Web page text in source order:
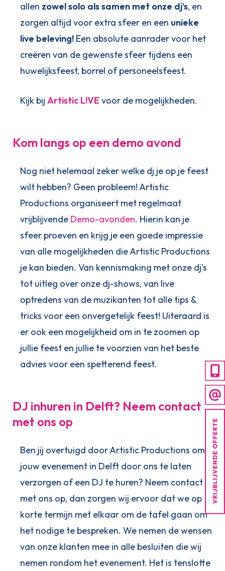
allen zowel solo als samen met onze dj’s, en
zorgen altijd voor extra sfeer en een unieke
live beleving! Een absolute aanrader voor het
creëren van de gewenste sfeer tijdens een
huwelijksfeest, borrel of personeelsfeest.
Kijk bijArtistic L!VE voor de mogelijkheden.
Kom langs op een demo avond
Nog niet helemaal zeker welke dj je op je feest
wilt hebben? Geen probleem! Artistic
Productions organiseert met regelmaat
vrijblijvende Demo-avonden. Hierin kan je
sfeer proeven en krijg je een goede impressie
van alle mogelijkheden die Artistic Productions
je kan bieden. Van kennismaking met onze dj’s
tot uitleg over onze dj-shows, van live
optredens van de muzikanten tot alle tips &
tricks voor een onvergetelijk feest! Uiteraard is
er ook een mogelijkheid om in te zoomen op
jullie feest en jullie te voorzien van het beste
advies voor een spetterend feest.
DJ inhuren in Delft? Neem contact
met ons op
Ben jij overtuigd door Artistic Productions om
jouw evenement in Delft door ons te laten
verzorgen of een DJ te huren? Neem contact
met ons op, dan zorgen wij ervoor dat we op
korte termijn met elkaar om de tafel gaan om
het nodige te bespreken. We nemen de wensen
van onze klanten mee in alle besluiten die wij
nemen rondom het evenement. Het is tenslotte